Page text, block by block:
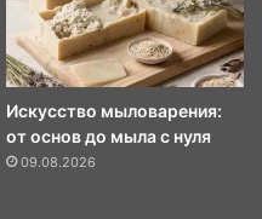
Искусство мыловарения:
от основ до мыла с нуля
09.08.2026